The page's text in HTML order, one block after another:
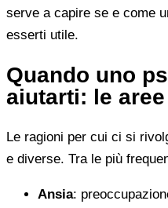
serve a capire se e come
esserti utile.
Quando uno
aiutarti: le
Le ragioni per cui ci si
e diverse. Tra le più
Ansia: